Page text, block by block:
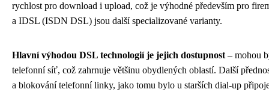
rychlost pro download i upload, což je výhodné především pro
a IDSL (ISDN DSL) jsou další specializované varianty.
Hlavní výhodou DSL technologií je jejich dostupnost– mohou
telefonní síť, což zahrnuje většinu obydlených oblastí. Další
a blokování telefonní linky, jako tomu bylo u starších dial-up